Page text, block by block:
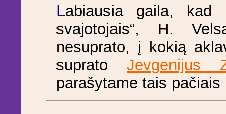
Labiausia gaila, kad
svajotojais“, H.
nesuprato, į kokią
supratoJevgenijus
parašytame tais pačiais